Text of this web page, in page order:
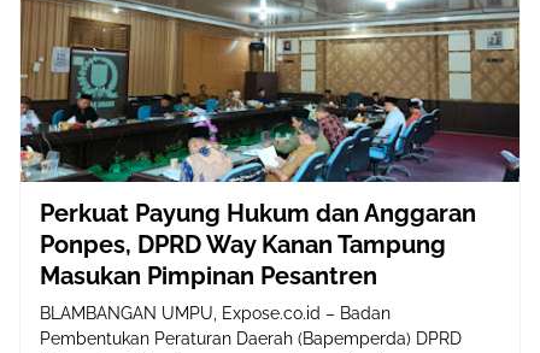
Perkuat Payung Hukum dan Anggaran
Ponpes, DPRD Way Kanan Tampung
Masukan Pimpinan Pesantren
BLAMBANGAN UMPU, Expose.co.id – Badan
Pembentukan Peraturan Daerah (Bapemperda) DPRD